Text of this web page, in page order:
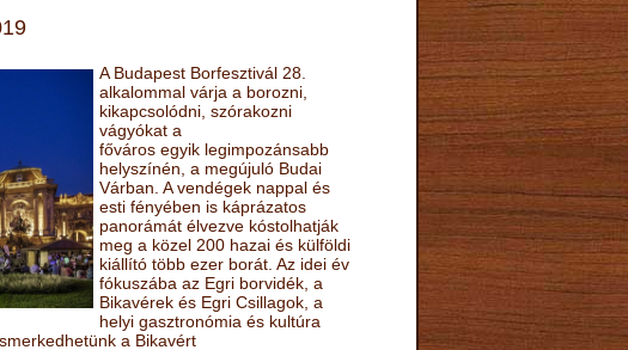
A Budapest Borfesztivál 28.
alkalommal várja a borozni,
kikapcsolódni, szórakozni
vágyókat a
főváros egyik legimpozánsabb
helyszínén, a megújuló Budai
Várban. A vendégek nappal és
esti fényében is káprázatos
panorámát élvezve kóstolhatják
meg a közel 200 hazai és külföldi
kiállító több ezer borát. Az idei év
fókuszába az Egri borvidék, a
Bikavérek és Egri Csillagok, a
helyi gasztronómia és kultúra
a Bikavért